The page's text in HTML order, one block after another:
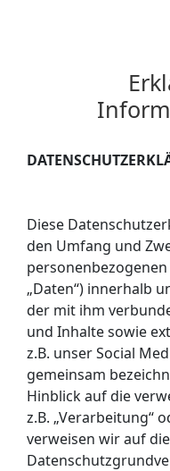
Diese
den Umfang und
„Daten“) innerhalb
der mit ihm
und Inhalte sowie
z.B. unser Social
gemeinsam
Hinblick auf die
z.B. „Verarbeitung“
verweisen wir auf